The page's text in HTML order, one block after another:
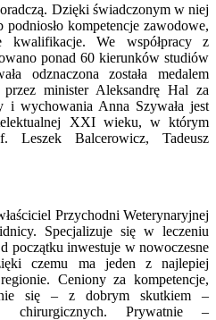
Dzięki świadczonym w niej
podniosło kompetencje zawodowe,
We współpracy z
ponad 60 kierunków studiów
odznaczona została medalem
minister Aleksandrę Hal za
i wychowania Anna Szywała jest
XXI wieku, w którym
Leszek Balcerowicz, Tadeusz
Przychodni Weterynaryjnej
Specjalizuje się w leczeniu
początku inwestuje w nowoczesne
czemu ma jeden z najlepiej
Ceniony za kompetencje,
się – z dobrym skutkiem –
chirurgicznych. Prywatnie –